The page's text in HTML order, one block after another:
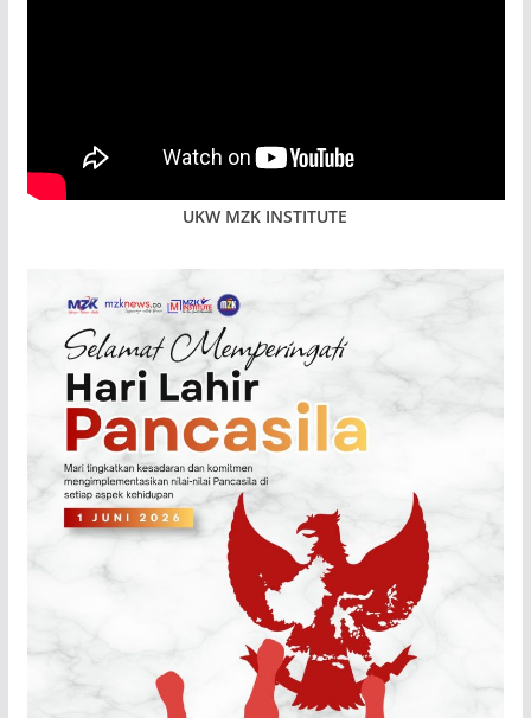
UKW MZK INSTITUTE